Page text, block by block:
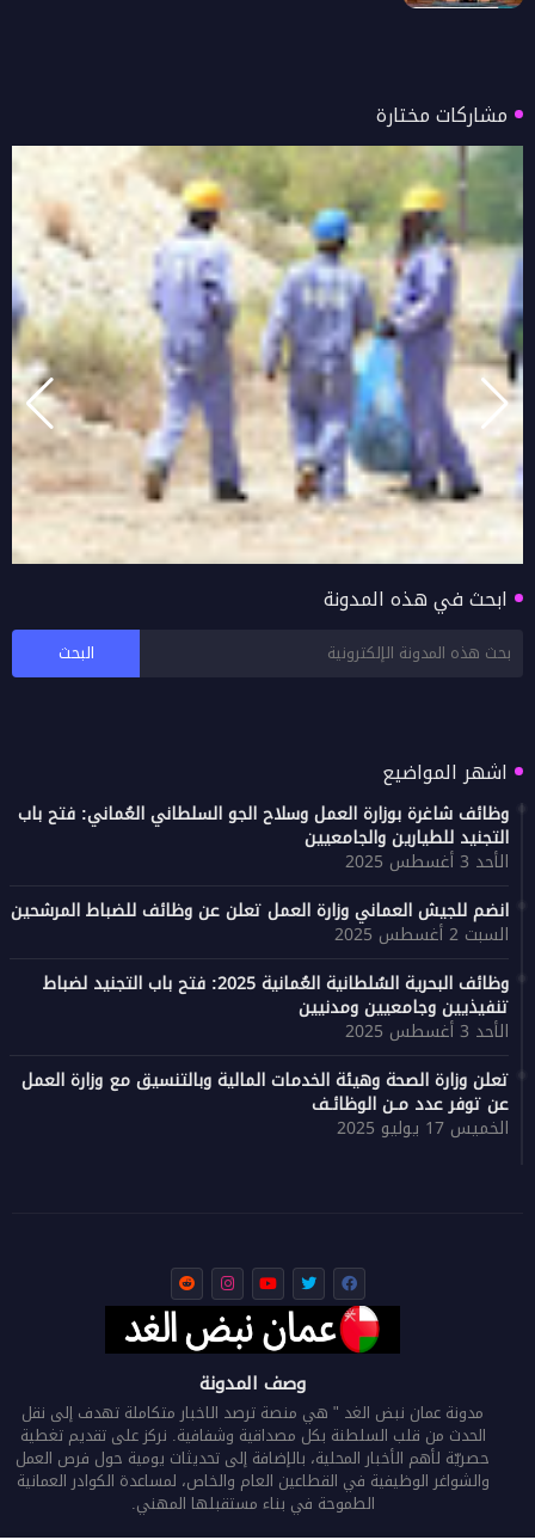
مشاركات مختارة
دائرة البلدية بصور تنظم حملة موسعة لتنظيف
ابحث في هذه المدونة
اشهر المواضيع
وظائف شاغرة بوزارة العمل وسلاح الجو السلطاني العُماني: فتح باب
التجنيد للطيارين والجامعيين
الأحد 3 أغسطس 2025
انضم للجيش العماني وزارة العمل تعلن عن وظائف للضباط المرشحين
السبت 2 أغسطس 2025
وظائف البحرية السُلطانية العُمانية 2025: فتح باب التجنيد لضباط
تنفيذيين وجامعيين ومدنيين
الأحد 3 أغسطس 2025
تعلن وزارة الصحة وهيئة الخدمات المالية وبالتنسيق مع وزارة العمل
عن توفر عدد مـن الوظائـف
الخميس 17 يوليو 2025
وصف المدونة
مدونة عمان نبض الغد " هي منصة ترصد الاخبار متكاملة تهدف إلى نقل
الحدث من قلب السلطنة بكل مصداقية وشفافية. نركز على تقديم تغطية
حصريّة لأهم الأخبار المحلية، بالإضافة إلى تحديثات يومية حول فرص العمل
والشواغر الوظيفية في القطاعين العام والخاص، لمساعدة الكوادر العمانية
الطموحة في بناء مستقبلها المهني.